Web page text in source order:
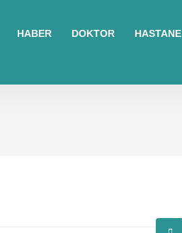
HABER DOKTOR HASTANE
sohbetler
sohbet